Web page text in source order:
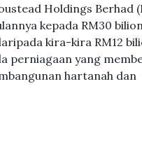
Holdings Berhad
kepada RM30
kira-kira RM12
perniagaan yang
hartanah dan